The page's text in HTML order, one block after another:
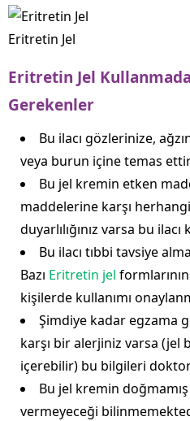
Eritretin Jel
Eritretin Jel
Gerekenler
Bu ilacı gözlerinize,
veya burun içine temas
Bu jel kremin etken
maddelerine karşı
duyarlılığınız varsa bu ilacı
Bu ilacı tıbbi tavsiye
Bazı Eritretin jel
kişilerde kullanımı
Şimdiye kadar egzama
karşı bir alerjiniz varsa (jel
içerebilir) bu bilgileri
Bu jel kremin
vermeyeceği